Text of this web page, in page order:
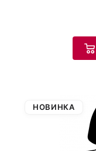
НОВИНКА